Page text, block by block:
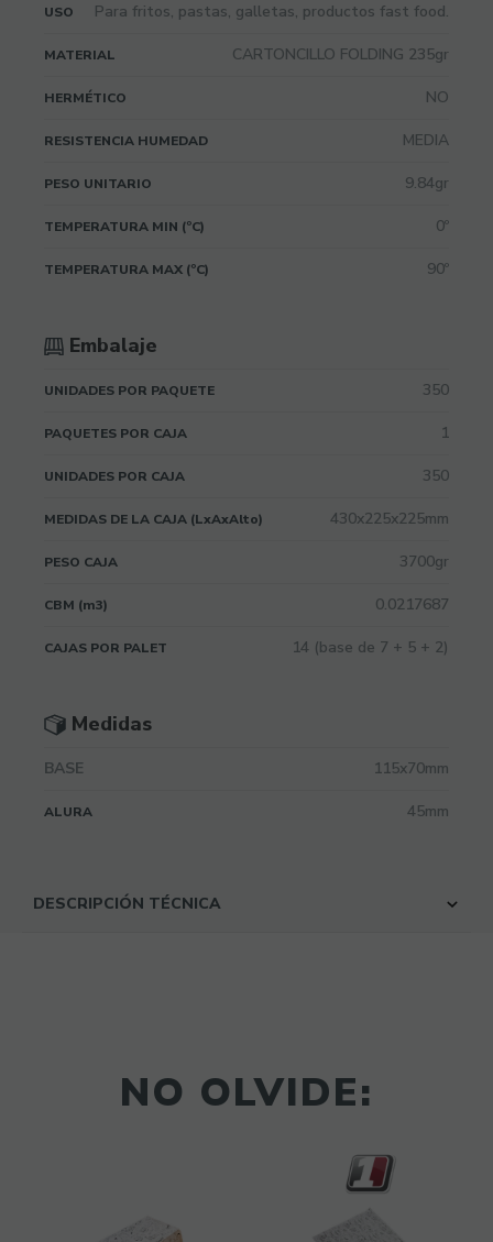
USO Para fritos, pastas, galletas, productos fast food.
MATERIAL CARTONCILLO FOLDING 235gr
HERMÉTICO NO
RESISTENCIA HUMEDAD MEDIA
PESO UNITARIO 9.84gr
TEMPERATURA MIN (ºC) 0º
TEMPERATURA MAX (ºC) 90º
Embalaje
UNIDADES POR PAQUETE 350
PAQUETES POR CAJA 1
UNIDADES POR CAJA 350
MEDIDAS DE LA CAJA (LxAxAlto) 430x225x225mm
PESO CAJA 3700gr
CBM (m3) 0.0217687
CAJAS POR PALET 14 (base de 7 + 5 + 2)
Medidas
BASE 115x70mm
ALURA 45mm
DESCRIPCIÓN TÉCNICA
NO OLVIDE: